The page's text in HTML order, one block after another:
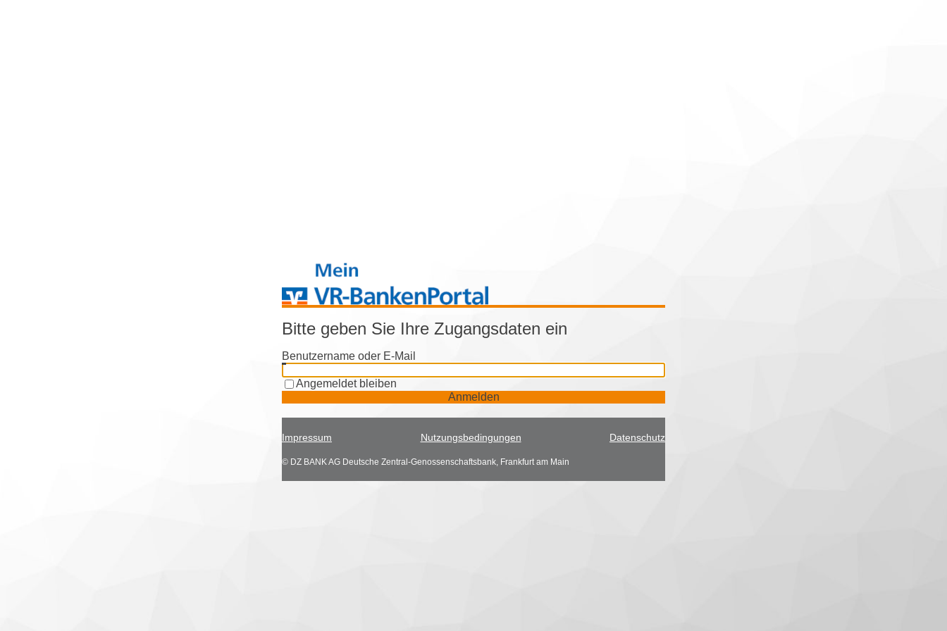
Bitte geben Sie Ihre Zugangsdaten ein
Benutzername oder E-Mail
Angemeldet bleiben
Anmelden
Impressum Nutzungsbedingungen Datenschutz
© DZ BANK AG Deutsche Zentral-Genossenschaftsbank, Frankfurt am Main